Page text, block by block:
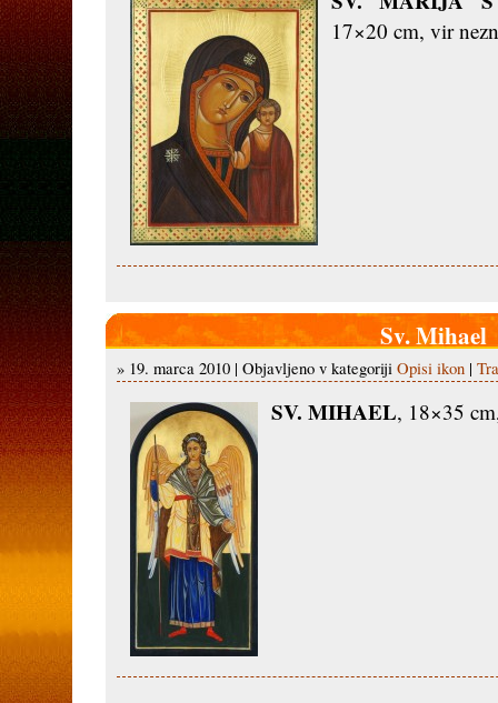
17×20 cm, vir
Sv. Mihael
» 19. marca 2010 | Objavljeno v kategoriji Opisi ikon|
SV. MIHAEL, 18×35